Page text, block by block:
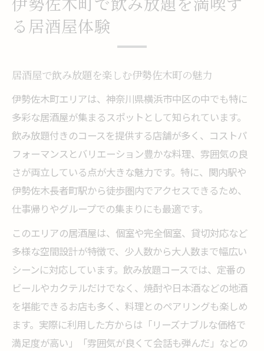
伊勢佐木町の居酒屋で飲み放題を最大限活
用
コスパ抜群の居酒屋選びで理想の飲み会実現
コスパ重視で選ぶ居酒屋飲み放題のポイン
ト
居酒屋で理想の飲み会を叶えるコスパ比較
コスパ抜群の居酒屋を見極めるチェック法
飲み放題付き居酒屋のコスパを徹底検証
伊勢佐木町でコスパ良い居酒屋を探すコツ
飲み放題付きの居酒屋を賢く利用するコツ
居酒屋飲み放題を賢く活用するための秘訣
飲み放題付き居酒屋の利用術と注意点
居酒屋で満足度を高める飲み放題の活用法
飲み放題付き居酒屋を賢く選ぶポイント
居酒屋の飲み放題をお得に楽しむコツ紹介
一人飲みにも最適な横浜エリアの居酒屋事情
一人飲みに最適な居酒屋飲み放題の選び方
伊勢佐木町で飲み放題を満喫す
る居酒屋体験
居酒屋で飲み放題を楽しむ伊勢佐木町の魅力
伊勢佐木町エリアは、神奈川県横浜市中区の中でも特に
多彩な居酒屋が集まるスポットとして知られています。
飲み放題付きのコースを提供する店舗が多く、コストパ
フォーマンスとバリエーション豊かな料理、雰囲気の良
さが両立している点が大きな魅力です。特に、関内駅や
伊勢佐木長者町駅から徒歩圏内でアクセスできるため、
仕事帰りやグループでの集まりにも最適です。
このエリアの居酒屋は、個室や完全個室、貸切対応など
多様な空間設計が特徴で、少人数から大人数まで幅広い
シーンに対応しています。飲み放題コースでは、定番の
ビールやカクテルだけでなく、焼酎や日本酒などの地酒
を堪能できるお店も多く、料理とのペアリングも楽しめ
ます。実際に利用した方からは「リーズナブルな価格で
満足度が高い」「雰囲気が良くて会話も弾んだ」などの